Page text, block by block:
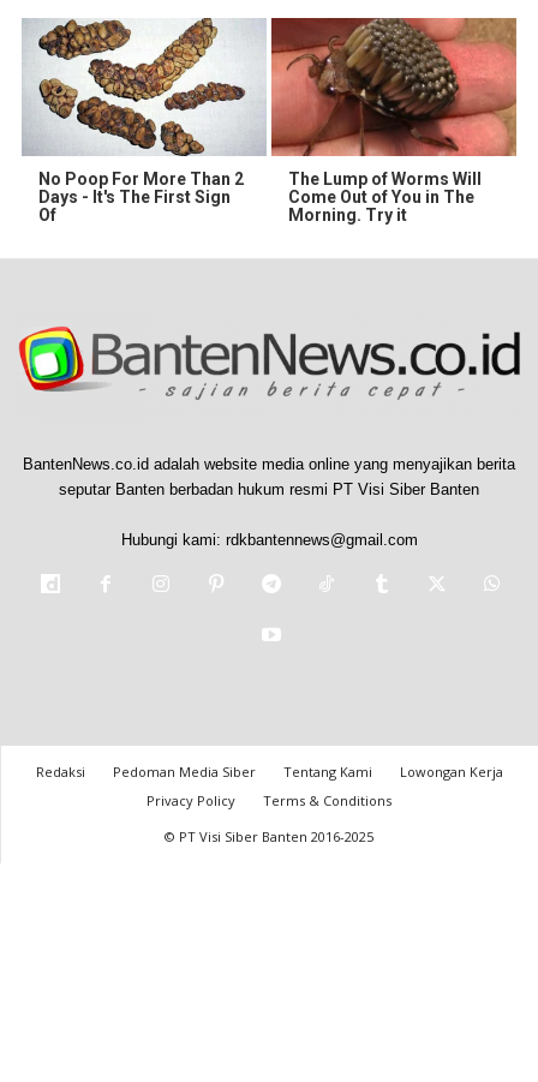
No Poop For More Than 2
Days - It's The First Sign
Of
The Lump of Worms Will
Come Out of You in The
Morning. Try it
BantenNews.co.id adalah website media online yang menyajikan berita
seputar Banten berbadan hukum resmi PT Visi Siber Banten
Hubungi kami: rdkbantennews@gmail.com
Redaksi Pedoman Media Siber Tentang Kami
Lowongan Kerja
Privacy Policy
Terms & Conditions
© PT Visi Siber Banten 2016-2025